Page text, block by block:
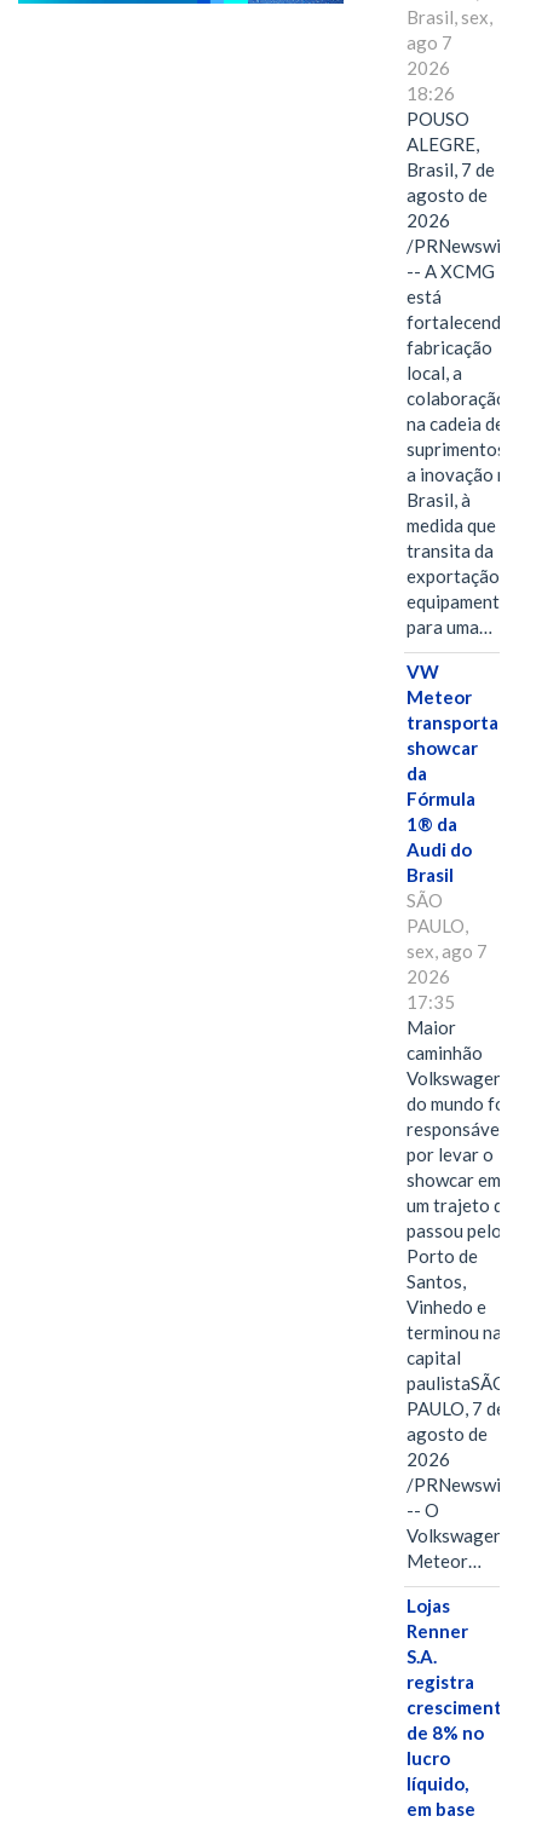
Brasil, sex,
ago 7
2026
18:26
POUSO
ALEGRE,
Brasil, 7 de
agosto de
2026
/PRNewswire/
-- A XCMG
está
fortalecendo a
fabricação
local, a
colaboração
na cadeia de
suprimentos e
a inovação no
Brasil, à
medida que
transita da
exportação de
equipamentos
para uma…
VW
Meteor
transporta
showcar
da
Fórmula
1® da
Audi do
Brasil
SÃO
PAULO,
sex, ago 7
2026
17:35
Maior
caminhão
Volkswagen
do mundo foi
responsável
por levar o
showcar em
um trajeto que
passou pelo
Porto de
Santos,
Vinhedo e
terminou na
capital
paulistaSÃO
PAULO, 7 de
agosto de
2026
/PRNewswire/
-- O
Volkswagen
Meteor…
Lojas
Renner
S.A.
registra
crescimento
de 8% no
lucro
líquido,
em base